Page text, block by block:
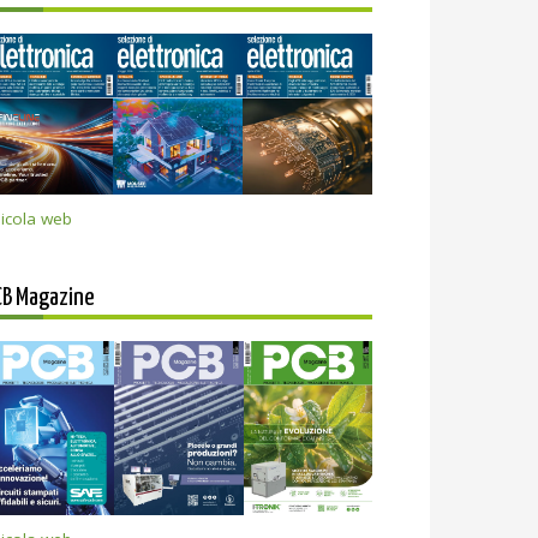
web
Magazine